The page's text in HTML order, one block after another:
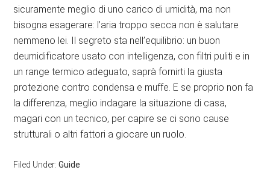
sicuramente meglio di uno carico di umidità, ma non
bisogna esagerare: l’aria troppo secca non è salutare
nemmeno lei. Il segreto sta nell’equilibrio: un buon
deumidificatore usato con intelligenza, con filtri puliti e in
un range termico adeguato, saprà fornirti la giusta
protezione contro condensa e muffe. E se proprio non fa
la differenza, meglio indagare la situazione di casa,
magari con un tecnico, per capire se ci sono cause
strutturali o altri fattori a giocare un ruolo.
Filed Under:Guide